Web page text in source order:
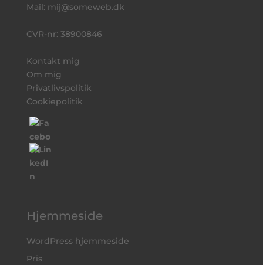
Mail: mij@someweb.dk
CVR-nr: 38900846
Kontakt mig
Om mig
Privatlivspolitik
Cookiepolitik
Hjemmeside
WordPress hjemmeside
Pris